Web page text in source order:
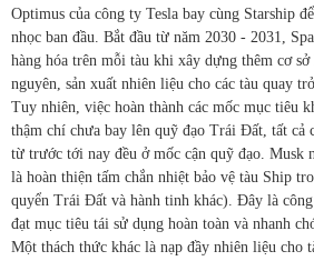
Optimus của công ty Tesla bay cùng Starship
nhọc ban đầu. Bắt đầu từ năm 2030 - 2031,
hàng hóa trên mỗi tàu khi xây dựng thêm cơ
nguyên, sản xuất nhiên liệu cho các tàu quay
Tuy nhiên, việc hoàn thành các mốc mục tiêu
thậm chí chưa bay lên quỹ đạo Trái Đất, tất cả
từ trước tới nay đều ở mốc cận quỹ đạo. Musk
là hoàn thiện tấm chắn nhiệt bảo vệ tàu Ship
quyển Trái Đất và hành tinh khác). Đây là
đạt mục tiêu tái sử dụng hoàn toàn và nhanh
Một thách thức khác là nạp đầy nhiên liệu cho